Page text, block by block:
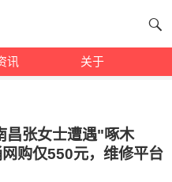
讯 关于
昌张女士遭遇"啄木
购仅550元，维修平台